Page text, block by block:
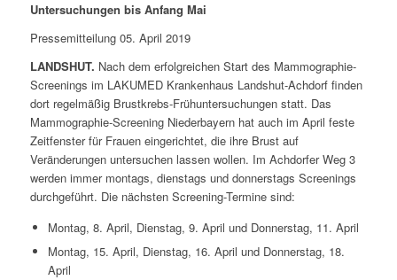
Untersuchungen bis Anfang Mai
Pressemitteilung 05. April 2019
LANDSHUT. Nach dem erfolgreichen Start des Mammographie-
Screenings im LAKUMED Krankenhaus Landshut-Achdorf finden
dort regelmäßig Brustkrebs-Frühuntersuchungen statt. Das
Mammographie-Screening Niederbayern hat auch im April feste
Zeitfenster für Frauen eingerichtet, die ihre Brust auf
Veränderungen untersuchen lassen wollen. Im Achdorfer Weg 3
werden immer montags, dienstags und donnerstags Screenings
durchgeführt. Die nächsten Screening-Termine sind:
Montag, 8. April, Dienstag, 9. April und Donnerstag, 11. April
Montag, 15. April, Dienstag, 16. April und Donnerstag, 18.
April